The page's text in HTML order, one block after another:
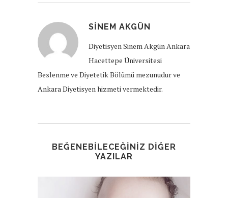
SINEM AKGÜN
Diyetisyen Sinem Akgün Ankara
Hacettepe Üniversitesi
Beslenme ve Diyetetik Bölümü mezunudur ve
Ankara Diyetisyen hizmeti vermektedir.
BEĞENEBILECEĞINIZ DIĞER
YAZILAR